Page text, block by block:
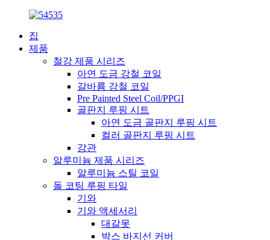
집
제품
철강 제품 시리즈
아연 도금 강철 코일
갈바륨 강철 코일
Pre Painted Steel Coil/PPGI
골판지 루핑 시트
아연 도금 골판지 루핑 시트
컬러 골판지 루핑 시트
강관
알루미늄 제품 시리즈
알루미늄 스틸 코일
돌 코팅 루핑 타일
기와
기와 액세서리
대갈못
박스 바지선 커버